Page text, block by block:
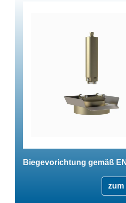
Biegevorichtung gemäß
zum